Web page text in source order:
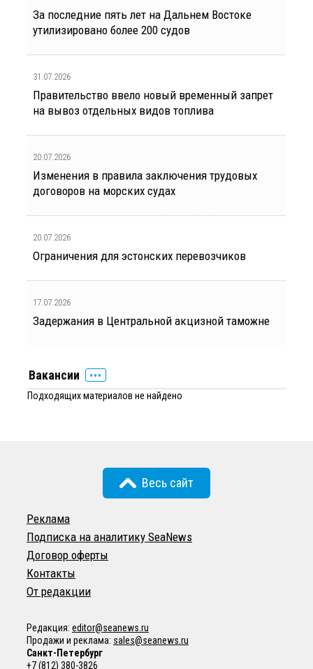
За последние пять лет на Дальнем Востоке
утилизировано более 200 судов
31.07.2026
Правительство ввело новый временный запрет
на вывоз отдельных видов топлива
20.07.2026
Изменения в правила заключения трудовых
договоров на морских судах
20.07.2026
Ограничения для эстонских перевозчиков
17.07.2026
Задержания в Центральной акцизной таможне
Вакансии
Подходящих материалов не найдено
Весь сайт
Реклама
Подписка на аналитику SeaNews
Договор оферты
Контакты
От редакции
Редакция: editor@seanews.ru
Продажи и реклама: sales@seanews.ru
Санкт-Петербург
+7 (812) 380-3826